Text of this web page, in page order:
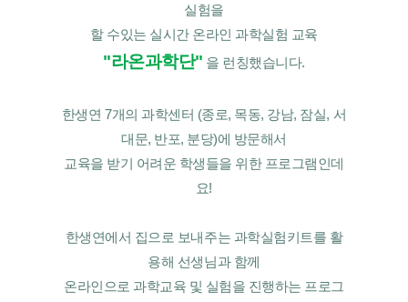
실험을
할 수있는 실시간 온라인 과학실험 교육
"라온과학단" 을 런칭했습니다.
한생연 7개의 과학센터 (종로, 목동, 강남, 잠실, 서
대문, 반포, 분당)에 방문해서
교육을 받기 어려운 학생들을 위한 프로그램인데
요!
한생연에서 집으로 보내주는 과학실험키트를 활
용해 선생님과 함께
온라인으로 과학교육 및 실험을 진행하는 프로그